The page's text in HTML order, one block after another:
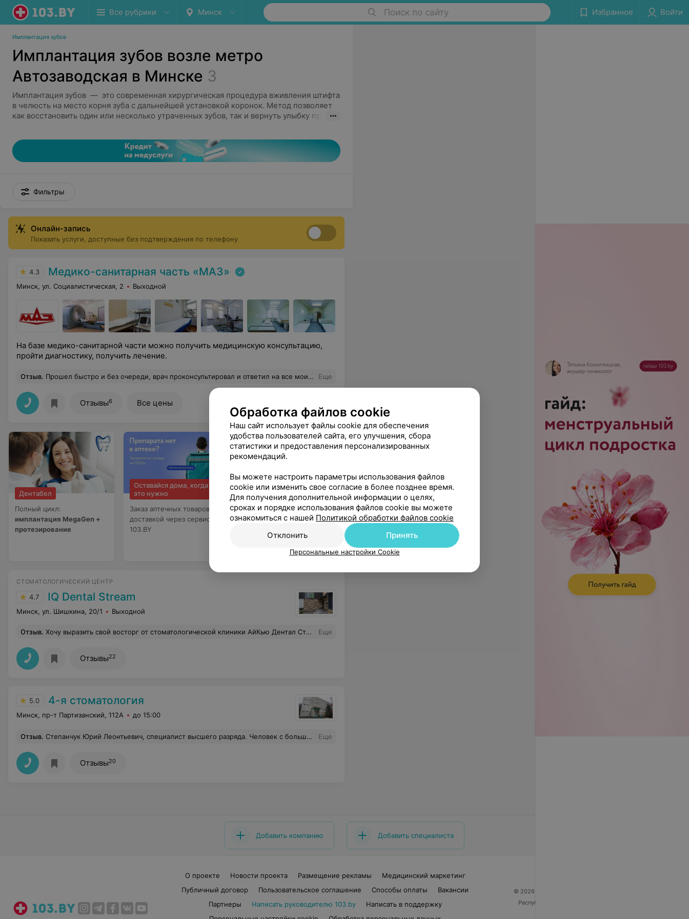
Все рубрики Минск Поиск по сайту Избранное Войти
Имплантация зубов
Имплантация зубов возле метро
Автозаводская в Минске 3
Имплантация зубов — это современная хирургическая процедура вживления штифта
в челюсть на место корня зуба с дальнейшей установкой коронок. Метод позволяет
как восстановить один или несколько утраченных зубов, так и вернуть улыбку при
Одномоментная (предполагает процедуру удаления зуба, вживления штифта и
установки коронки буквально за один-два дня) и двухэтапная (наиболее часто
встречающаяся, когда между этапами проходят промежутки в несколько
на четырех имплантах, во втором соответственно на шести.
импланта. Имеются противопоказания, требуется подготовка ротовой полости
(профессиональная гигиена, обязательно лечение кариеса).
Фильтры
Онлайн-запись
Показать услуги, доступные без подтверждения по телефону
4.3 Медико-санитарная часть «МАЗ»
Минск, ул. Социалистическая, 2 Выходной
На базе медико-санитарной части можно получить медицинскую консультацию,
пройти диагностику, получить лечение.
Отзыв. Прошел быстро и без очереди, врач проконсультировал и ответил на все мои вопросы. Еще
Отзывы6 Все цены
Дентабел
Полный цикл:
имплантация MegaGen +
протезирование
Оставайся дома, когда
это нужно
Заказ аптечных товаров с
доставкой через сервис
103.BY
Наличие лекарств в
аптеках города,
полезные сервисы в вашем
СТОМАТОЛОГИЧЕСКИЙ ЦЕНТР
4.7 IQ Dental Stream
Минск, ул. Шишкина, 20/1 Выходной
Отзыв. Хочу выразить свой восторг от стоматологической клиники АйКью Дентал Стрим.Помимо уютного и стильного интерьера,здесь работают специалисты высокого уровня и профессионализма.Особая благодарность и признание моему любимому врачу Вечерской Елене Витальевне.Лечусь у нее больше двадцати лет.Всегда придет на помощь и решит любую пробдему.Это Врач от Бога.Еще хочу отметить поекрасного хирурга Русак Маргариту Игоревну и ортопеда Шебеко Владимира Ивановича,которые делают свою работу на все 100.Устанавливали мне имплант,все прошло быстро качественно и абсолютно безболезненно. Еще
Отзывы22
5.0 4-я стоматология
Минск, пр-т Партизанский, 112А до 15:00
Отзыв. Степанчук Юрий Леонтьевич, специалист высшего разряда. Человек с большим опытом и талантом от природы. Работу делает очень быстро, а главное качественно. То что у других занимает часы у него минуты. Таких специалистов, единицы. Еще
Отзывы20
Добавить компанию Добавить специалиста
О проекте Новости проекта Размещение рекламы
Медицинский маркетинг
Публичный договор
Пользовательское соглашение Способы оплаты
Вакансии
Партнеры
Написать руководителю 103.by
Написать в поддержку
© 2026 ООО «Артокс Лаб», УНП 191700409
Республика Беларусь, г. Минск, улица Толбухина, 2,
Обработка файлов cookie
Наш сайт использует файлы cookie для обеспечения
удобства пользователей сайта, его улучшения, сбора
статистики и предоставления персонализированных
рекомендаций.
Вы можете настроить параметры использования файлов
cookie или изменить свое согласие в более позднее время.
Для получения дополнительной информации о целях,
сроках и порядке использования файлов cookie вы можете
ознакомиться с нашей Политикой обработки файлов cookie
Отклонить
Принять
Персональные настройки Cookie